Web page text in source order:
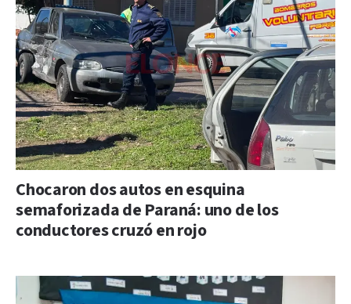
Chocaron dos autos en esquina
semaforizada de Paraná: uno de los
conductores cruzó en rojo